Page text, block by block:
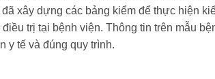
xây dựng các bảng kiểm để thực hiện
trị tại bệnh viện. Thông tin trên mẫu
y tế và đúng quy trình.